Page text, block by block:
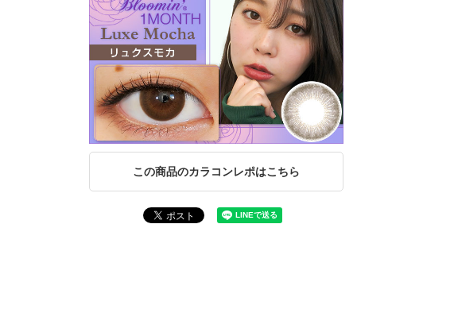
この商品のカラコンレポはこちら